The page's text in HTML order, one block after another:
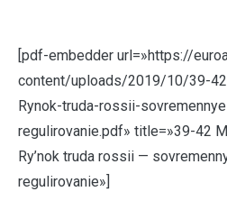
[pdf-embedder url=»https://
content/uploads/2019/10/39-
Rynok-truda-rossii-
regulirovanie.pdf» title=»39-42
Ry’nok truda rossii —
regulirovanie»]